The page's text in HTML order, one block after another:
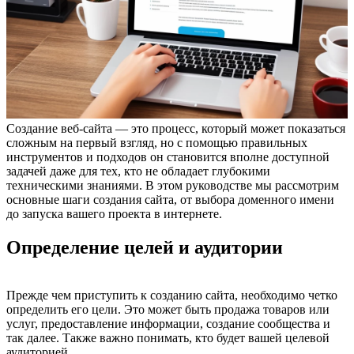
Создание веб-сайта — это процесс, который может показаться
сложным на первый взгляд, но с помощью правильных
инструментов и подходов он становится вполне доступной
задачей даже для тех, кто не обладает глубокими
техническими знаниями. В этом руководстве мы рассмотрим
основные шаги создания сайта, от выбора доменного имени
до запуска вашего проекта в интернете.
Определение целей и аудитории
Прежде чем приступить к созданию сайта, необходимо четко
определить его цели. Это может быть продажа товаров или
услуг, предоставление информации, создание сообщества и
так далее. Также важно понимать, кто будет вашей целевой